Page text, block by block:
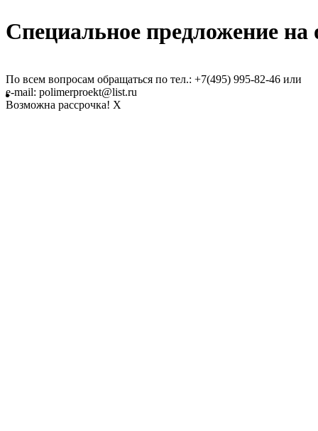
Специальное предложение на
По всем вопросам обращаться по тел.: +7(495) 995-82-46 или
e-mail: polimerproekt@list.ru
Возможна рассрочка! X